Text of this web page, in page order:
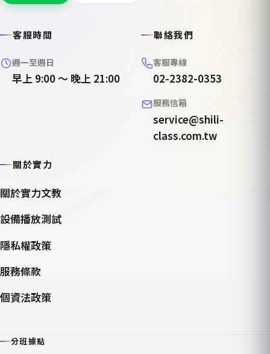
客服時間
週一至週日
早上 9:00 ～ 晚上 21:00
聯絡我們
客服專線
02-2382-0353
服務信箱
service@shili-
class.com.tw
關於實力
關於實力文教
設備播放測試
隱私權政策
服務條款
個資法政策
分班據點